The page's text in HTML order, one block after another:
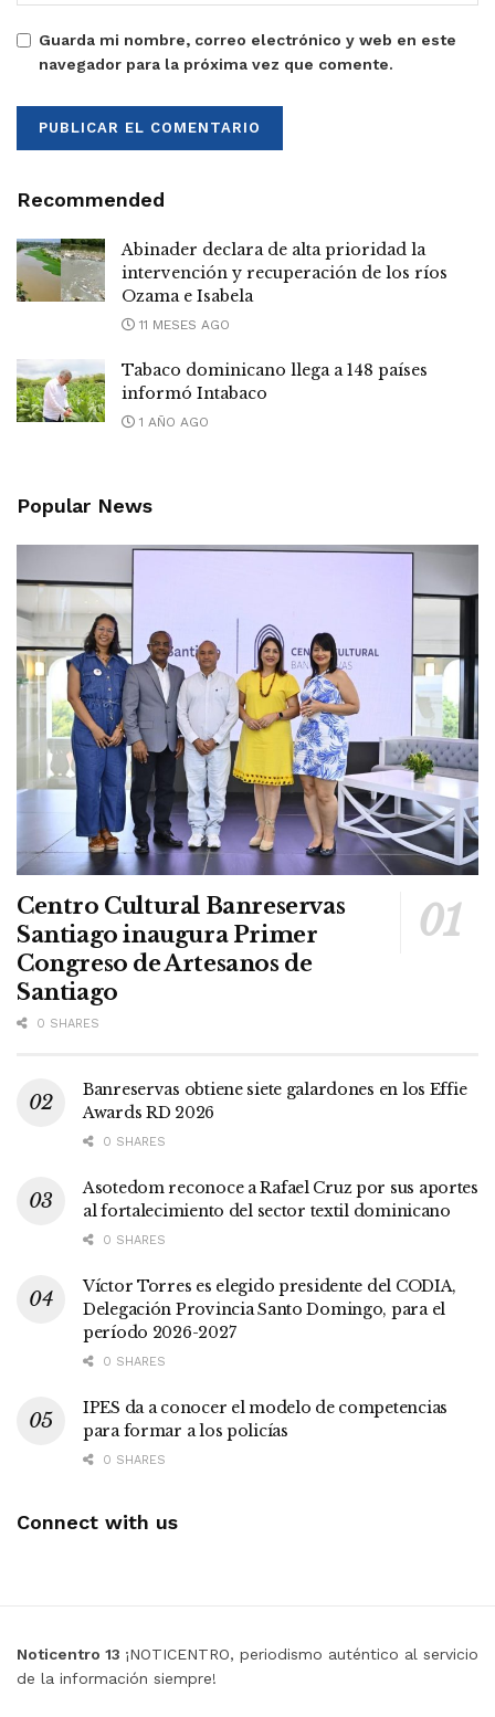
Guarda mi nombre, correo electrónico y web en este
navegador para la próxima vez que comente.
Recommended
Abinader declara de alta prioridad la
intervención y recuperación de los ríos
Ozama e Isabela
11 MESES AGO
Tabaco dominicano llega a 148 países
informó Intabaco
1 AÑO AGO
Popular News
Centro Cultural Banreservas
Santiago inaugura Primer
Congreso de Artesanos de
Santiago
0 SHARES
Banreservas obtiene siete galardones en los Effie
Awards RD 2026
0 SHARES
Asotedom reconoce a Rafael Cruz por sus aportes
al fortalecimiento del sector textil dominicano
0 SHARES
Víctor Torres es elegido presidente del CODIA,
Delegación Provincia Santo Domingo, para el
período 2026-2027
0 SHARES
IPES da a conocer el modelo de competencias
para formar a los policías
0 SHARES
Connect with us
Noticentro 13 ¡NOTICENTRO, periodismo auténtico al servicio
de la información siempre!